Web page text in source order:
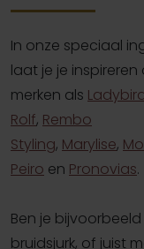
In onze speciaal
laat je je
merken als
Rolf, Rembo
Styling, Marylise,
Peiro en Pronovias.
Ben je
bruidsjurk, of juist